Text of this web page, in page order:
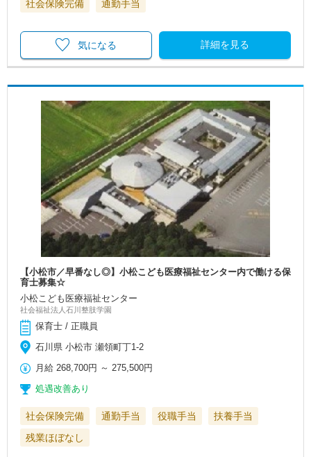
社会保険完備 通勤手当
詳細を見る
気になる
【小松市／早番なし◎】小松こども医療福祉センター内で働ける保
育士募集☆
小松こども医療福祉センター
社会福祉法人石川整肢学園
保育士 / 正職員
石川県 小松市 瀬領町丁1-2
月給 268,700円 ～275,500円
処遇改善あり
社会保険完備 通勤手当 役職手当
扶養手当
残業ほぼなし